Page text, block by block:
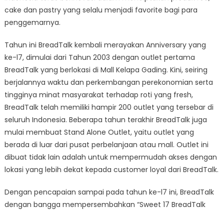
cake dan pastry yang selalu menjadi favorite bagi para
penggemarnya.
Tahun ini BreadTalk kembali merayakan Anniversary yang
ke-l7, dimulai dari Tahun 2003 dengan outlet pertama
BreadTalk yang berlokasi di Mall Kelapa Gading. Kini, seiring
berjalannya waktu dan perkembangan perekonomian serta
tingginya minat masyarakat terhadap roti yang fresh,
BreadTalk telah memiliki hampir 200 outlet yang tersebar di
seluruh Indonesia. Beberapa tahun terakhir BreadTalk juga
mulai membuat Stand Alone Outlet, yaitu outlet yang
berada di luar dari pusat perbelanjaan atau mall. Outlet ini
dibuat tidak lain adalah untuk mempermudah akses dengan
lokasi yang lebih dekat kepada customer loyal dari BreadTalk.
Dengan pencapaian sampai pada tahun ke-l7 ini, BreadTalk
dengan bangga mempersembahkan “Sweet 17 BreadTalk